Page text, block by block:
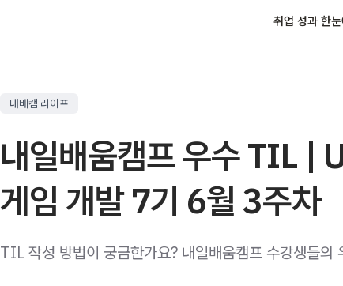
취업 성과 한
내배캠 라이프
내일배움캠프 우수 TIL |
게임 개발 7기 6월 3주차
TIL 작성 방법이 궁금한가요? 내일배움캠프 수강생들의